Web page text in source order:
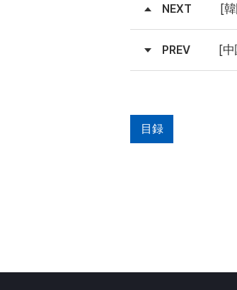
NEXT [
PREV [
目録